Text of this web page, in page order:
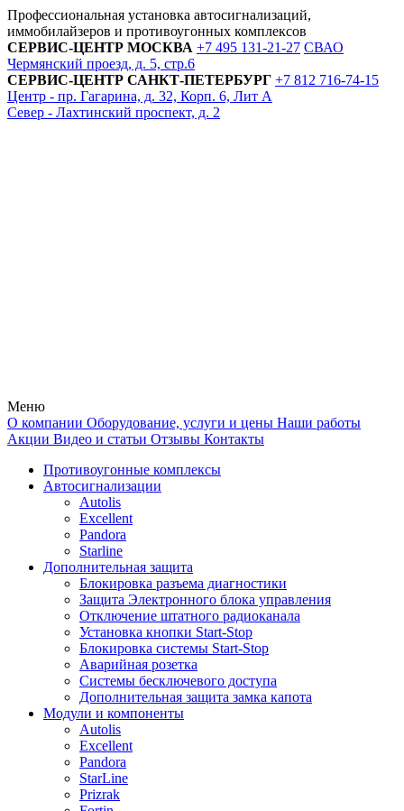
Профессиональная установка автосигнализаций,
иммобилайзеров и противоугонных комплексов
СЕРВИС-ЦЕНТР МОСКВА +7 495 131-21-27 СВАО
Чермянский проезд, д. 5, стр.6
СЕРВИС-ЦЕНТР САНКТ-ПЕТЕРБУРГ +7 812 716-74-15
Центр - пр. Гагарина, д. 32, Корп. 6, Лит А
Север - Лахтинский проспект, д. 2
Меню
О компании Оборудование, услуги и цены Наши работы
Акции Видео и статьи Отзывы Контакты
Противоугонные комплексы
Автосигнализации
Autolis
Excellent
Pandora
Starline
Дополнительная защита
Блокировка разъема диагностики
Защита Электронного блока управления
Отключение штатного радиоканала
Установка кнопки Start-Stop
Блокировка системы Start-Stop
Аварийная розетка
Системы бесключевого доступа
Дополнительная защита замка капота
Модули и компоненты
Autolis
Excellent
Pandora
StarLine
Prizrak